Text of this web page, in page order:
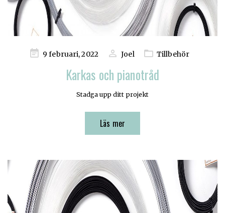
Publicerad
9 februari, 2022 Joel Tillbehör
Karkas och pianotråd
Stadga upp ditt projekt
Läs mer